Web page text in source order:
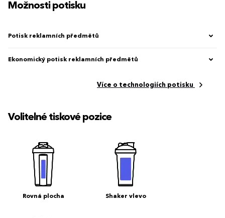
Možnosti potisku
Potisk reklamních předmětů
Ekonomický potisk reklamních předmětů
Více o technologiích potisku
Volitelné tiskové pozice
Rovná plocha Shaker vlevo